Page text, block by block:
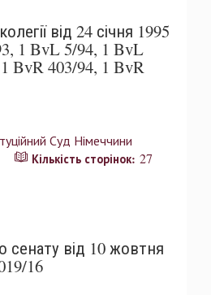
від 24 січня 1995
1 BvL 5/94, 1 BvL
BvR 403/94, 1 BvR
Суд Німеччини
Кількість сторінок: 27
сенату від 10 жовтня
16